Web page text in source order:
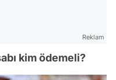
Reklam
kim ödemeli?